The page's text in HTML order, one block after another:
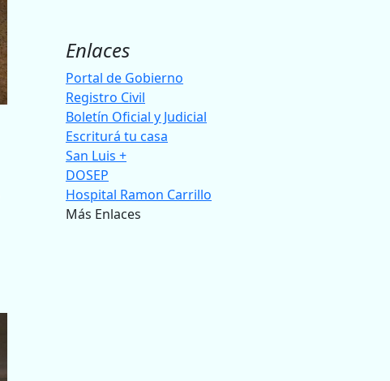
Enlaces
Portal de Gobierno
Registro Civil
Boletín Oficial y Judicial
Escriturá tu casa
San Luis +
DOSEP
Hospital Ramon Carrillo
Más Enlaces